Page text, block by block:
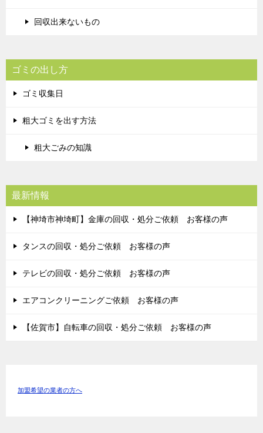
回収出来ないもの
ゴミの出し方
ゴミ収集日
粗大ゴミを出す方法
粗大ごみの知識
最新情報
【神埼市神埼町】金庫の回収・処分ご依頼 お客様の声
タンスの回収・処分ご依頼 お客様の声
テレビの回収・処分ご依頼 お客様の声
エアコンクリーニングご依頼 お客様の声
【佐賀市】自転車の回収・処分ご依頼 お客様の声
加盟希望の業者の方へ